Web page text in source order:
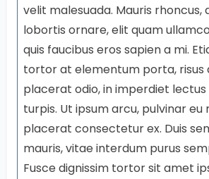
velit malesuada. Mauris rhoncus,
lobortis ornare, elit quam
quis faucibus eros sapien a mi.
tortor at elementum porta, risus
placerat odio, in imperdiet lectus
turpis. Ut ipsum arcu, pulvinar eu
placerat consectetur ex. Duis
mauris, vitae interdum purus
Fusce dignissim tortor sit amet